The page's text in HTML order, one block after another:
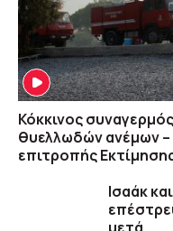
Κόκκινος
θυελλωδών ανέμων
επιτροπής
Ισαάκ